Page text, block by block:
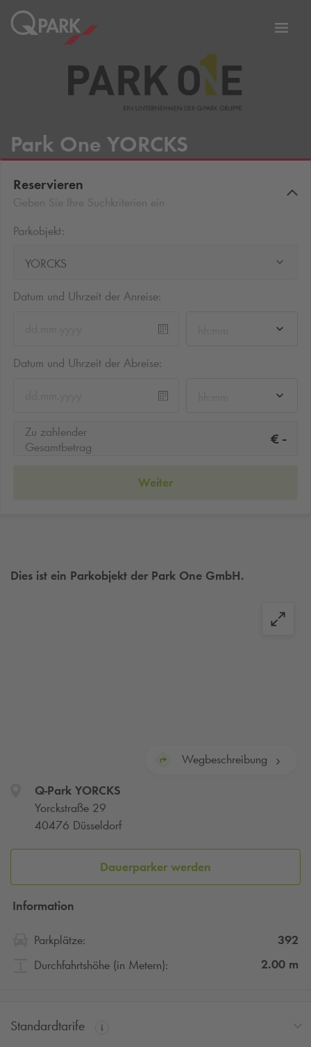
Zur
Park One YORCKS
Reservieren
Parkobjekt:
YORCKS
Datum und Uhrzeit der Anreise:
Datum und Uhrzeit der Abreise:
Zu zahlender
Gesamtbetrag
€ -
Weiter
Dies ist ein Parkobjekt der Park One GmbH.
Wegbeschreibung
Q-ParkYORCKS
Yorckstraße 29
40476 Düsseldorf
Dauerparker werden
Information
Parkplätze:
392
Durchfahrtshöhe (in Metern):
2.00 m
Standardtarife